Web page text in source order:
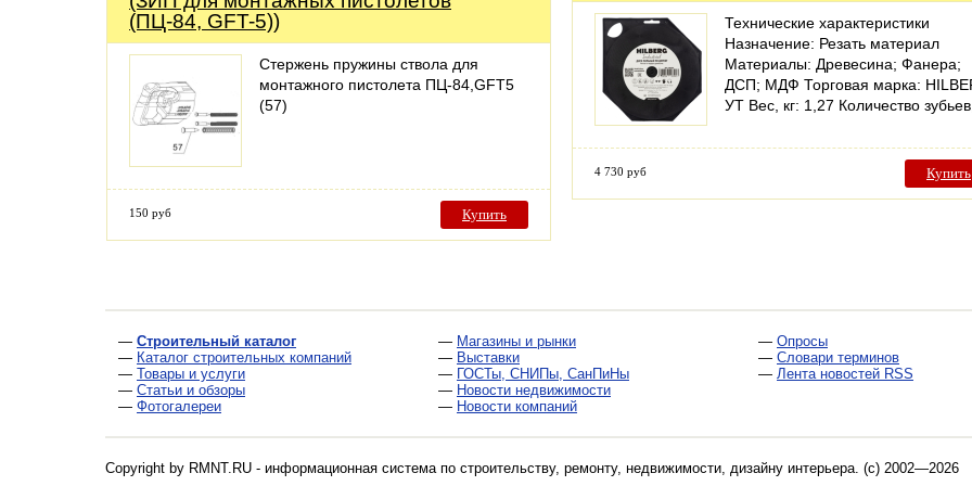
(ПЦ-84, GFT-5))
Стержень пружины ствола для
монтажного пистолета ПЦ-84,GFT5
(57)
150 руб Купить
Технические характеристики
Назначение: Резать материал
Материалы: Древесина; Фанера;
ДСП; МДФ Торговая марка:
УТ Вес, кг: 1,27 Количество
4 730 руб Купить
— Строительный каталог
— Каталог строительных компаний
— Товары и услуги
— Статьи и обзоры
— Фотогалереи
— Магазины и рынки
— Выставки
— ГОСТы, СНИПы, СанПиНы
— Новости недвижимости
— Новости компаний
— Опросы
— Словари терминов
— Лента новостей RSS
Copyright by RMNT.RU - информационная система по строительству, ремонту, недвижимости, дизайну интерьера. (c) 2002—2026